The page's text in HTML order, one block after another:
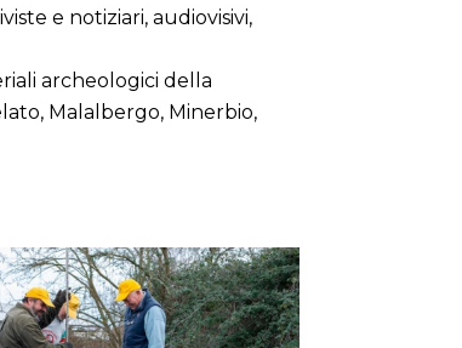
e notiziari, audiovisivi,
archeologici della
Malalbergo, Minerbio,